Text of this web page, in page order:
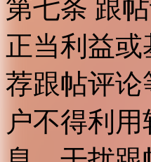
第七条 跟
正当利益
荐跟帖评
户不得利